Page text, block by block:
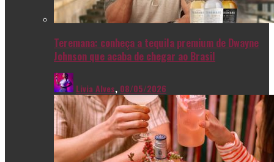
Teremana: conheça a tequila premium de Dwayne
Johnson que acaba de chegar ao Brasil
Livia Alves, 08/05/2026